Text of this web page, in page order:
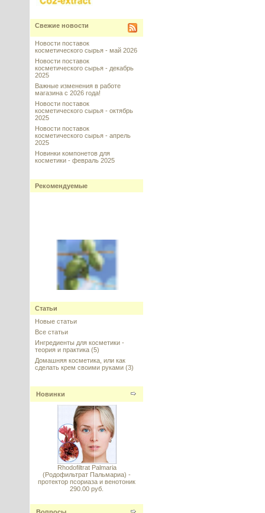
Свежие новости
Новости поставок
косметического сырья - май 2026
Новости поставок
косметического сырья - декабрь
2025
Важные изменения в работе
магазина с 2026 года!
Новости поставок
косметического сырья - октябрь
2025
Новости поставок
косметического сырья - апрель
2025
Новинки компонетов для
косметики - февраль 2025
Рекомендуемые
поглотитель свободных
Баобаба стволовые клетки - для
лифтинга
---------
Кокоилглутамат динатрия
Статьи
Новые статьи
Все статьи
Ингредиенты для косметики -
теория и практика (5)
Домашняя косметика, или как
сделать крем своими руками (3)
Новинки
Rhodofiltrat Palmaria
(Родофильтрат Пальмариа) -
протектор псориаза и венотоник
290.00 руб.